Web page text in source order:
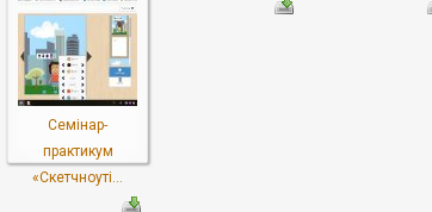
Семінар-
практикум
«Скетчноуті...